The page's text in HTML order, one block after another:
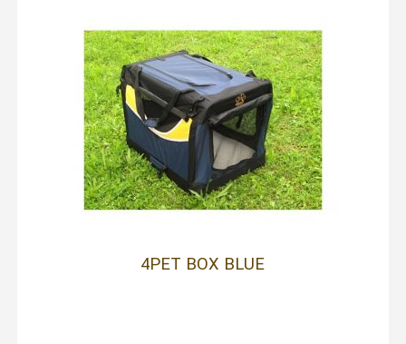
4PET BOX BLUE